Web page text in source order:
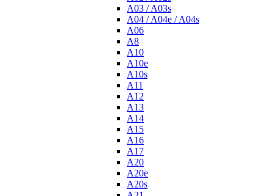
A03 / A03s
A04 / A04e / A04s
A06
A8
A10
A10e
A10s
A11
A12
A13
A14
A15
A16
A17
A20
A20e
A20s